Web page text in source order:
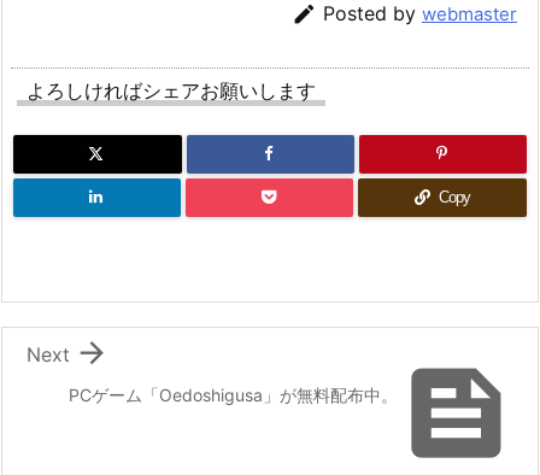
 Posted by webmaster
よろしければシェアお願いします
Copy

PCゲーム「Oedoshigusa」が無料配布中。

Next